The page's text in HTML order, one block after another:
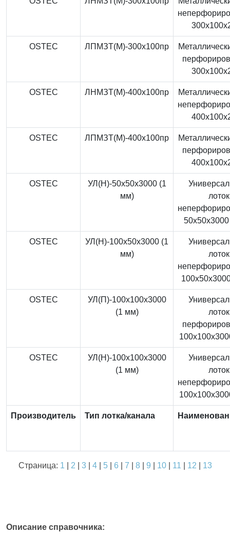
OSTEC ЛПМЗТ(М)-300x100пр
OSTEC ЛНМЗТ(М)-400x100пр
OSTEC ЛПМЗТ(М)-400x100пр
OSTEC
УЛ(Н)-50x50x3000 (1
мм)
лоток
OSTEC
УЛ(Н)-100x50x3000 (1
мм)
лоток
OSTEC
УЛ(П)-100x100x3000
(1 мм)
лоток
OSTEC
УЛ(Н)-100x100x3000
(1 мм)
лоток
Производитель Тип лотка/канала
Страница: 1 2 3| 4| 5| 6 7 8| 9 10| 11 12 13
Описание справочника: